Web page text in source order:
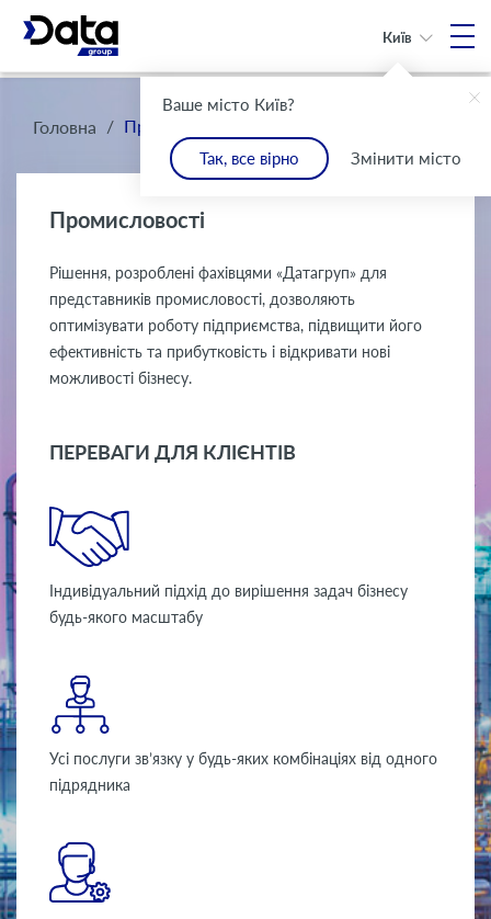
Ваше місто Київ?
Так, все вірно Змінити місто
Київ
Головна / Промисловості
Промисловості
Рішення, розроблені фахівцями «Датагруп» для
представників промисловості, дозволяють
оптимізувати роботу підприємства, підвищити його
ефективність та прибутковість і відкривати нові
можливості бізнесу.
ПЕРЕВАГИ ДЛЯ КЛІЄНТІВ
Індивідуальний підхід до вирішення задач бізнесу
будь-якого масштабу
Усі послуги зв’язку у будь-яких комбінаціях від одного
підрядника